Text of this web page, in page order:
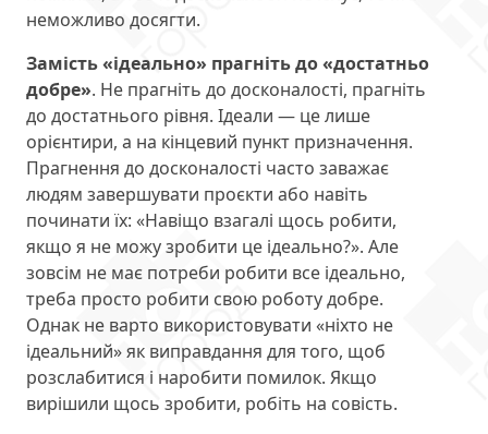
неможливо досягти.
Замість «ідеально» прагніть до «достатньо
добре». Не прагніть до досконалості, прагніть
до достатнього рівня. Ідеали — це лише
орієнтири, а на кінцевий пункт призначення.
Прагнення до досконалості часто заважає
людям завершувати проєкти або навіть
починати їх: «Навіщо взагалі щось робити,
якщо я не можу зробити це ідеально?». Але
зовсім не має потреби робити все ідеально,
треба просто робити свою роботу добре.
Однак не варто використовувати «ніхто не
ідеальний» як виправдання для того, щоб
розслабитися і наробити помилок. Якщо
вирішили щось зробити, робіть на совість.